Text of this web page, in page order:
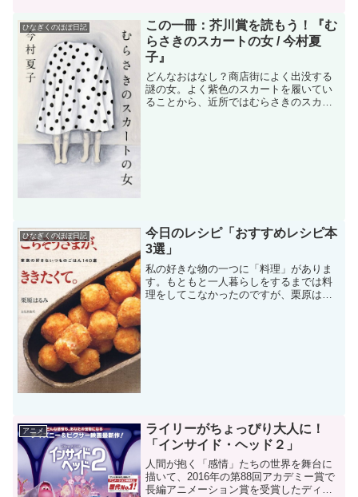
ひなぎくのほぼ日記
この一冊：芥川賞を読もう！『む
らさきのスカートの女 / 今村夏
子』
どんなおはなし？商店街によく出没する
謎の女。よく紫色のスカートを履いてい
ることから、近所ではむらさきのスカー
ひなぎくのほぼ日記
今日のレシピ「おすすめレシピ本
3選」
私の好きな物の一つに「料理」がありま
す。もともと一人暮らしをするまでは料
理をしてこなかったのですが、栗原はる
アニメ
ライリーがちょっぴり大人に！
「インサイド・ヘッド２」
人間が抱く「感情」たちの世界を舞台に
描いて、2016年の第88回アカデミー賞で
長編アニメーション賞を受賞したディズ